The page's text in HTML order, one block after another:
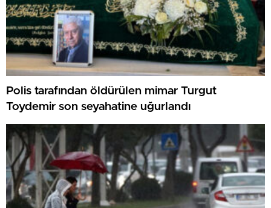
Polis tarafından öldürülen mimar Turgut
Toydemir son seyahatine uğurlandı